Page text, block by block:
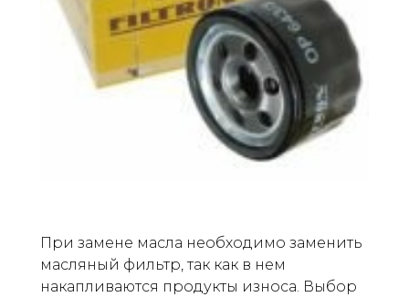
При замене масла необходимо заменить
масляный фильтр, так как в нем
накапливаются продукты износа. Выбор